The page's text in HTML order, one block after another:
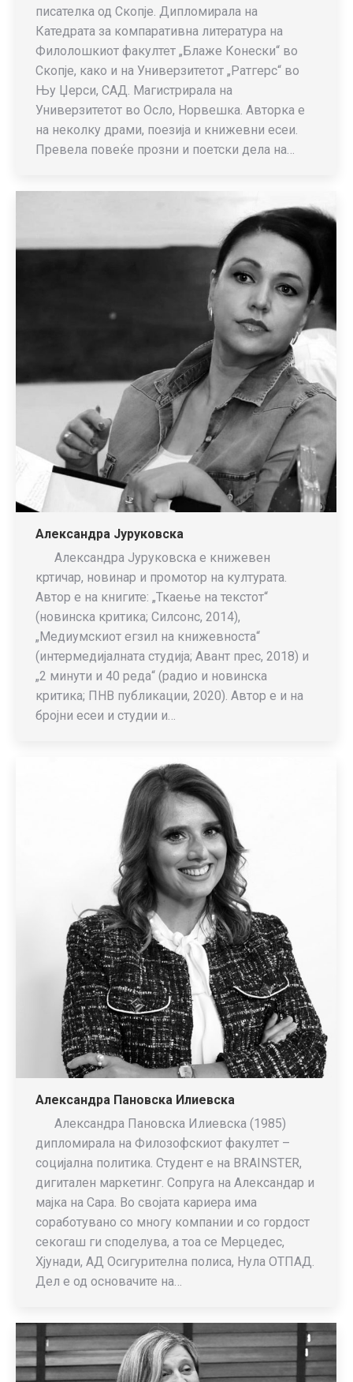
писателка од Скопје. Дипломирала на
Катедрата за компаративна литература на
Филолошкиот факултет „Блаже Конески“ во
Скопје, како и на Универзитетот „Ратгерс“ во
Њу Џерси, САД. Магистрирала на
Универзитетот во Осло, Норвешка. Авторка е
на неколку драми, поезија и книжевни есеи.
Превела повеќе прозни и поетски дела на…
Александра Јуруковска
Александра Јуруковска е книжевен
кртичар, новинар и промотор на културата.
Автор е на книгите: „Ткаење на текстот“
(новинска критика; Силсонс, 2014),
„Медиумскиот егзил на книжевноста“
(интермедијалната студија; Авант прес, 2018) и
„2 минути и 40 реда“ (радио и новинска
критика; ПНВ публикации, 2020). Автор е и на
бројни есеи и студии и…
Александра Пановска Илиевска
Александра Пановска Илиевска (1985)
дипломирала на Филозофскиот факултет –
социјална политика. Студент е на BRAINSTER,
дигитален маркетинг. Сопруга на Александар и
мајка на Сара. Во својата кариера има
соработувано со многу компании и со гордост
секогаш ги споделува, а тоа се Мерцедес,
Хјунади, АД Осигурителна полиса, Нула ОТПАД.
Дел е од основачите на…